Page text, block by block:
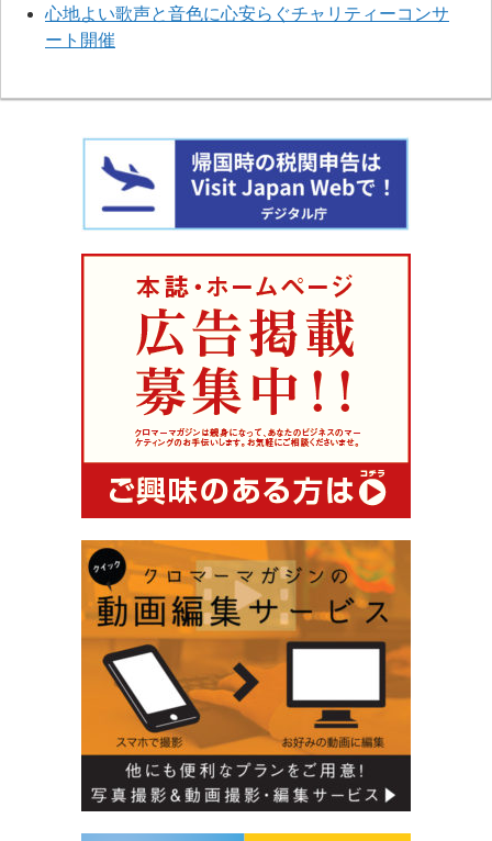
心地よい歌声と音色に心安らぐチャリティーコンサ
ート開催